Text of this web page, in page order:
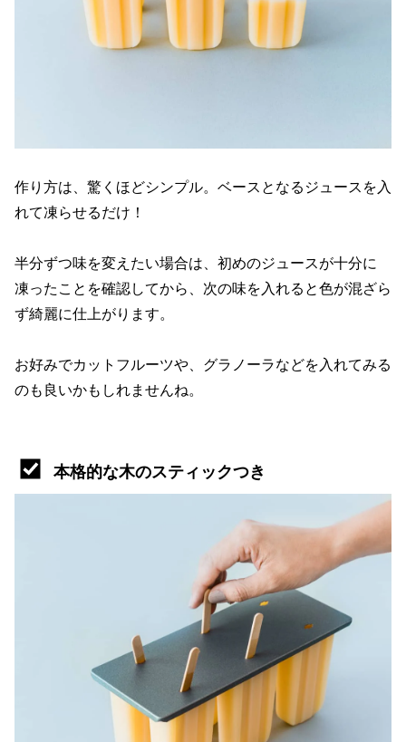
作り方は、驚くほどシンプル。ベースとなるジュースを入
れて凍らせるだけ！
半分ずつ味を変えたい場合は、初めのジュースが十分に
凍ったことを確認してから、次の味を入れると色が混ざら
ず綺麗に仕上がります。
お好みでカットフルーツや、グラノーラなどを入れてみる
のも良いかもしれませんね。
本格的な木のスティックつき